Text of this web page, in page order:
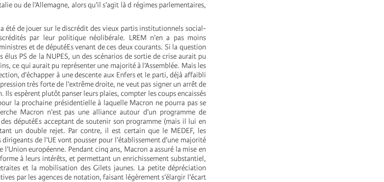
ou de l’Allemagne, alors qu’il s’agit là d régimes parlementaires,
été de jouer sur le discrédit des vieux partis institutionnels social-
par leur politique néolibérale. LREM n’en a pas moins
et de députéEs venant de ces deux courants. Si la question
élus PS de la NUPES, un des scénarios de sortie de crise aurait pu
ce qui aurait pu représenter une majorité à l’Assemblée. Mais les
d’échapper à une descente aux Enfers et le parti, déjà affaibli
très forte de l’extrême droite, ne veut pas signer un arrêt de
Ils espèrent plutôt panser leurs plaies, compter les coups encaissés
la prochaine présidentielle à laquelle Macron ne pourra pas se
Macron n’est pas une alliance autour d’un programme de
députéEs acceptant de soutenir son programme (mais il lui en
un double rejet. Par contre, il est certain que le MEDEF, les
de l’UE vont pousser pour l’établissement d’une majorité
européenne. Pendant cinq ans, Macron a assuré la mise en
à leurs intérêts, et permettant un enrichissement substantiel,
et la mobilisation des Gilets jaunes. La petite dépréciation
par les agences de notation, faisant légèrement s’élargir l’écart